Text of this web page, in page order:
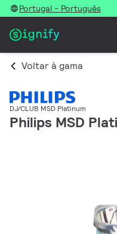
Portugal - Português
Voltar à gama
DJ/CLUB MSD Platinum
Philips MSD